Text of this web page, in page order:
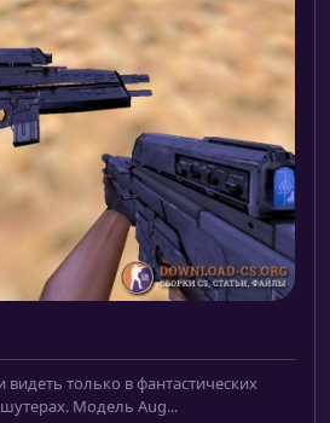
только в фантастических
Модель Aug...